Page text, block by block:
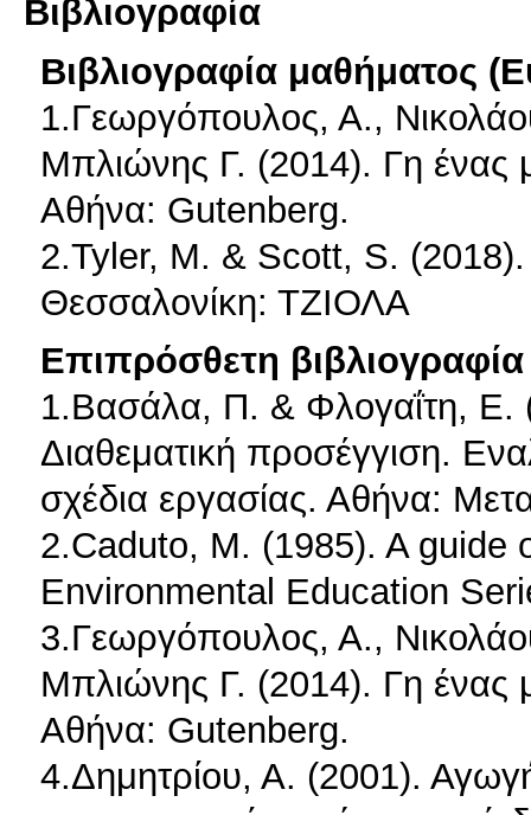
Βιβλιογραφία
Βιβλιογραφία μαθήματος
1.Γεωργόπουλος, Α.,
Μπλιώνης Γ. (2014). Γη ένας
Αθήνα: Gutenberg.
2.Tyler, M. & Scott, S. (2018).
Θεσσαλονίκη: ΤΖΙΟΛΑ
Επιπρόσθετη βιβλιογραφία
1.Βασάλα, Π. & Φλογαΐτη, Ε.
Διαθεματική προσέγγιση.
σχέδια εργασίας. Αθήνα:
2.Caduto, M. (1985). A guide
Environmental Education
3.Γεωργόπουλος, Α.,
Μπλιώνης Γ. (2014). Γη ένας
Αθήνα: Gutenberg.
4.Δημητρίου, Α. (2001).